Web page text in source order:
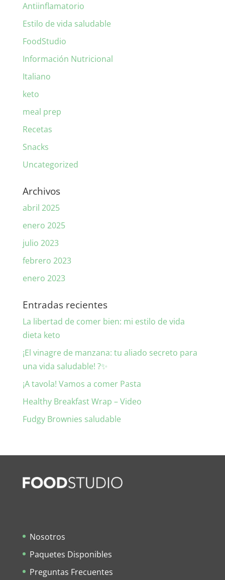
Antiinflamatorio
Estilo de vida saludable
FoodStudio
Información Nutricional
Italiano
keto
meal prep
Recetas
Snacks
Uncategorized
Archivos
abril 2025
enero 2025
julio 2023
febrero 2023
enero 2023
Entradas recientes
La libertad de comer bien: mi estilo de vida
dieta keto
¡El vinagre de manzana: tu aliado secreto para
una vida saludable! ?✨
¡A tavola! Vamos a comer Pasta
Healthy Breakfast Wrap – Video
Fudgy Brownies saludable
Nosotros
Paquetes Disponibles
Preguntas Frecuentes